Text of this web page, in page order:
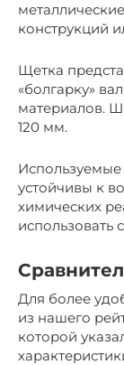
конструкций
Щетка
«болгарку»
материалов.
120 мм.
устойчивы к
химических
Для более
из нашего
которой